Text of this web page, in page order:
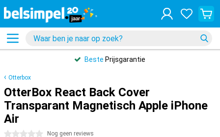
Beste Prijsgarantie
Otterbox
OtterBox React Back Cover
Transparant Magnetisch Apple iPhone
Air
0 sterren Nog geen reviews